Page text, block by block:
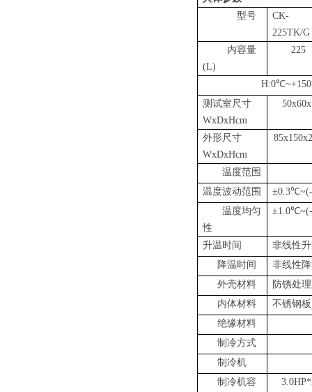
型号
CK-
225TK/G
内容量
(L)
225
H:0℃~+150
测试室尺寸
WxDxHcm
外形尺寸
WxDxHcm
温度范围
温度波动范围
±0.3℃
温度均匀
性
±1.0℃
升温时间
非线性
降温时间
非线性
外壳材料
防锈处
内体材料
不锈钢
绝缘材料
制冷方式
制冷机
制冷机容